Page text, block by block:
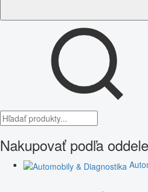
Nakupovať podľa